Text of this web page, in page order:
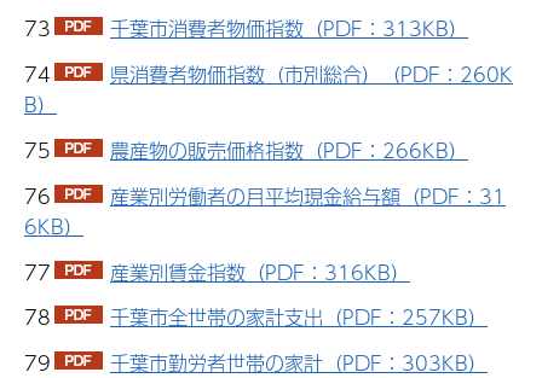
73
千葉市消費者物価指数（PDF：313KB）
74
県消費者物価指数（市別総合）（PDF：260K
B）
75
農産物の販売価格指数（PDF：266KB）
76
産業別労働者の月平均現金給与額（PDF：31
6KB）
77
産業別賃金指数（PDF：316KB）
78
千葉市全世帯の家計支出（PDF：257KB）
79
千葉市勤労者世帯の家計（PDF：303KB）